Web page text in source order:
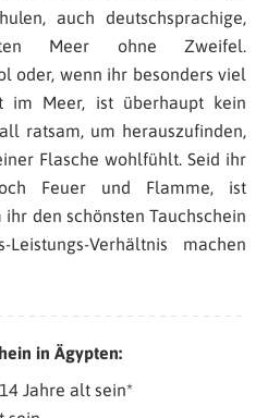
auch deutschsprachige,
Meer ohne Zweifel.
oder, wenn ihr besonders viel
im Meer, ist überhaupt kein
ratsam, um herauszufinden,
Flasche wohlfühlt. Seid ihr
Feuer und Flamme, ist
den schönsten Tauchschein
Verhältnis machen
in Ägypten:
Jahre alt sein*